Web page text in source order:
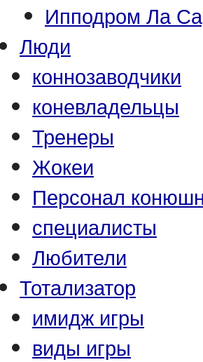
Ипподром Ла
Люди
коннозаводчики
коневладельцы
Тренеры
Жокеи
Персонал
специалисты
Любители
Тотализатор
имидж игры
виды игры